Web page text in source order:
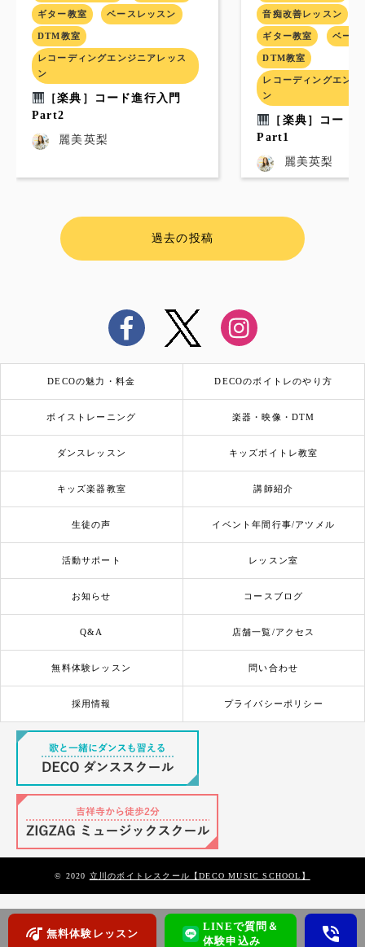
ギター教室 ベースレッスン
DTM教室
レコーディングエンジニアレッス
ン
［楽典］コード進行入門
Part2
麗美英梨
音痴改善レッスン
ギター教室 ベース
DTM教室
レコーディングエン
ン
［楽典］コード
Part1
麗美英梨
過去の投稿
DECOの魅力・料金 DECOのボイトレのやり方
ボイストレーニング 楽器・映像・DTM
ダンスレッスン キッズボイトレ教室
キッズ楽器教室 講師紹介
生徒の声 イベント年間行事/アツメル
活動サポート レッスン室
お知らせ コースブログ
Q&A 店舗一覧/アクセス
無料体験レッスン 問い合わせ
採用情報 プライバシーポリシー
© 2020 立川のボイトレスクール【DECO MUSIC SCHOOL】
無料体験レッスン
LINEで質問＆
体験申込み